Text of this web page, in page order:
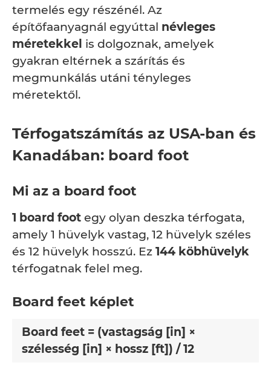
termelés egy részénél. Az
építőfaanyagnál egyúttal névleges
méretekkel is dolgoznak, amelyek
gyakran eltérnek a szárítás és
megmunkálás utáni tényleges
méretektől.
Térfogatszámítás az USA-ban és
Kanadában: board foot
Mi az a board foot
1 board foot egy olyan deszka térfogata,
amely 1 hüvelyk vastag, 12 hüvelyk széles
és 12 hüvelyk hosszú. Ez 144 köbhüvelyk
térfogatnak felel meg.
Board feet képlet
Board feet = (vastagság [in] ×
szélesség [in] × hossz [ft]) / 12